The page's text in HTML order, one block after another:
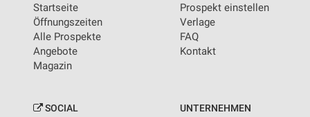
Startseite
Öffnungszeiten
Alle Prospekte
Angebote
Magazin
Prospekt einstellen
Verlage
FAQ
Kontakt
SOCIAL UNTERNEHMEN